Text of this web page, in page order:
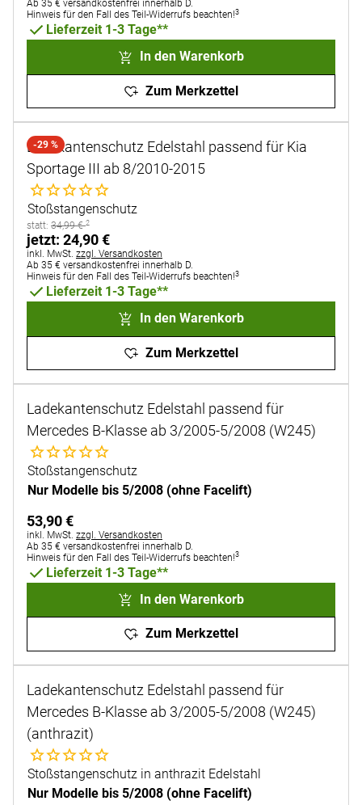
Ab 35 € versandkostenfrei innerhalb D.
Hinweis für den Fall des Teil-Widerrufs beachten!3
Lieferzeit 1-3 Tage**
In den Warenkorb
Zum Merkzettel
-29 %
Ladekantenschutz Edelstahl passend für Kia
Sportage III ab 8/2010-2015
Noch keine Bewertungen abgegeben
Stoßstangenschutz
statt:
statt: 34,99€ 2
jetzt:
jetzt: 24,90€
Steuerhinweis:
inkl. MwSt. zzgl. Versandkosten
Ab 35 € versandkostenfrei innerhalb D.
Hinweis für den Fall des Teil-Widerrufs beachten!3
Lieferzeit 1-3 Tage**
In den Warenkorb
Zum Merkzettel
Ladekantenschutz Edelstahl passend für
Mercedes B-Klasse ab 3/2005-5/2008 (W245)
Noch keine Bewertungen abgegeben
Stoßstangenschutz
Nur Modelle bis 5/2008 (ohne Facelift)
53,90€
Steuerhinweis:
inkl. MwSt. zzgl. Versandkosten
Ab 35 € versandkostenfrei innerhalb D.
Hinweis für den Fall des Teil-Widerrufs beachten!3
Lieferzeit 1-3 Tage**
In den Warenkorb
Zum Merkzettel
Ladekantenschutz Edelstahl passend für
Mercedes B-Klasse ab 3/2005-5/2008 (W245)
(anthrazit)
Noch keine Bewertungen abgegeben
Stoßstangenschutz in anthrazit Edelstahl
Nur Modelle bis 5/2008 (ohne Facelift)